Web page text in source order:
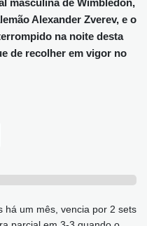
Alexander Zverev, e o
na noite desta
de recolher em vigor no
há um mês, vencia por 2 sets